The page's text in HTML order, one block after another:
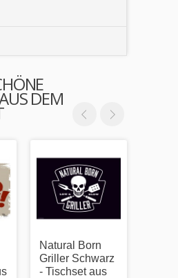
DEM
Natural Born
Griller Schwarz
- Tischset aus